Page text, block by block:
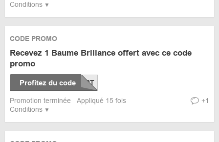
Conditions
Conditions
CODE PROMO
Recevez 1 Baume Brillance offert avec ce code
promo
Profitez du code
Promotion terminée Appliqué 15 fois +1